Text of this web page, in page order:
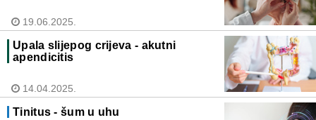
19.06.2025.
Upala slijepog crijeva - akutni
apendicitis
14.04.2025.
Tinitus - šum u uhu